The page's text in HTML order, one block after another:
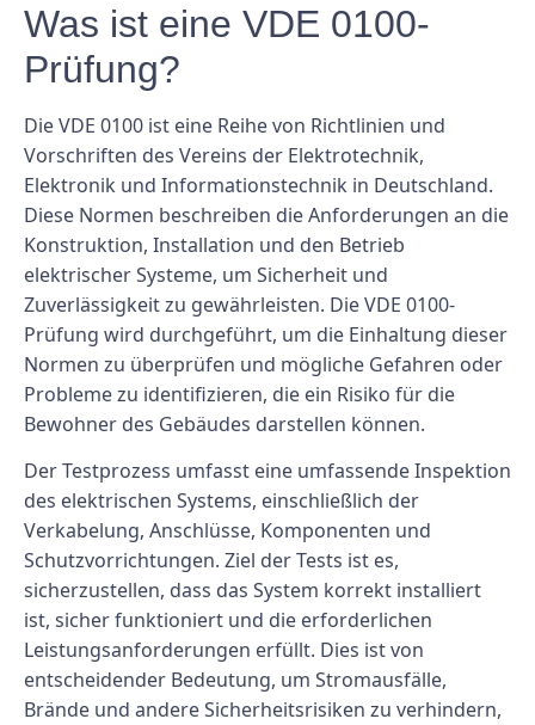
Was ist eine VDE 0100-
Prüfung?
Die VDE 0100 ist eine Reihe von Richtlinien und
Vorschriften des Vereins der Elektrotechnik,
Elektronik und Informationstechnik in Deutschland.
Diese Normen beschreiben die Anforderungen an die
Konstruktion, Installation und den Betrieb
elektrischer Systeme, um Sicherheit und
Zuverlässigkeit zu gewährleisten. Die VDE 0100-
Prüfung wird durchgeführt, um die Einhaltung dieser
Normen zu überprüfen und mögliche Gefahren oder
Probleme zu identifizieren, die ein Risiko für die
Bewohner des Gebäudes darstellen können.
Der Testprozess umfasst eine umfassende Inspektion
des elektrischen Systems, einschließlich der
Verkabelung, Anschlüsse, Komponenten und
Schutzvorrichtungen. Ziel der Tests ist es,
sicherzustellen, dass das System korrekt installiert
ist, sicher funktioniert und die erforderlichen
Leistungsanforderungen erfüllt. Dies ist von
entscheidender Bedeutung, um Stromausfälle,
Brände und andere Sicherheitsrisiken zu verhindern,